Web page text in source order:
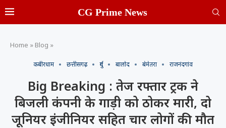
CG Prime News
Home » Blog »
कबीरधाम छत्तीसगढ़ दुर्ग बालोद बेमेतरा राजनंदगांव
Big Breaking : तेज रफ्तार ट्रक ने
बिजली कंपनी के गाड़ी को ठोकर मारी, दो
जूनियर इंजीनियर सहित चार लोगों की मौत